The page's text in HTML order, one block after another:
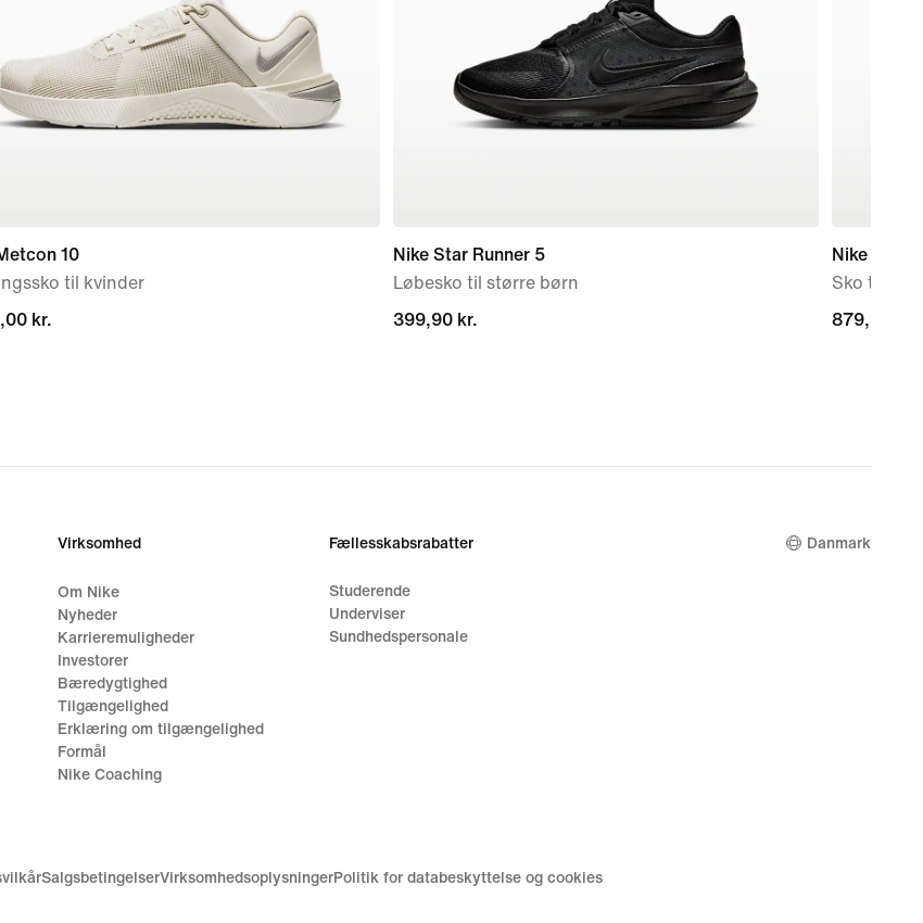
10
til kvinder
kr.
kr.
Nike Star Runner 5
Løbesko til større børn
399,90 kr.
399,90 kr.
Nike Air
Sko til
879,90 kr.
879,90 kr.
Virksomhed
Om Nike
Nyheder
Karrieremuligheder
Investorer
Bæredygtighed
Tilgængelighed
Erklæring om tilgængelighed
Formål
Nike Coaching
Fællesskabsrabatter
Studerende
Underviser
Sundhedspersonale
Danmark
SalgsbetingelserVirksomhedsoplysningerPolitik for databeskyttelse og cookies